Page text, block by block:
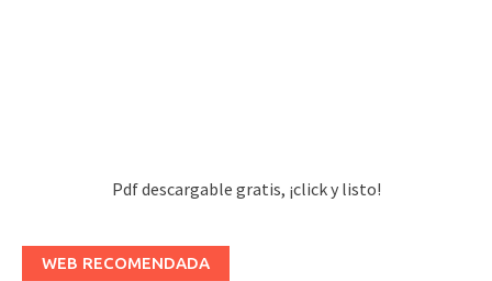
Pdf descargable gratis, ¡click y listo!
WEB RECOMENDADA